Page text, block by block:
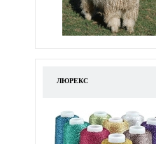
ЛЮРЕКС